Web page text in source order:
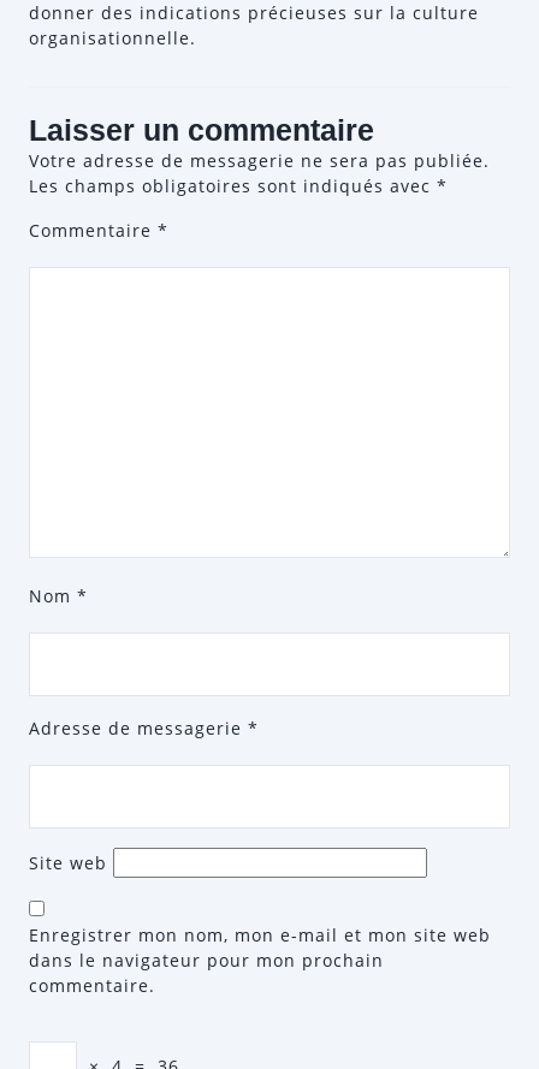
donner des indications précieuses sur la culture
organisationnelle.
Laisser un commentaire
Votre adresse de messagerie ne sera pas publiée.
Les champs obligatoires sont indiqués avec *
Commentaire *
Nom *
Adresse de messagerie *
Site web
Enregistrer mon nom, mon e-mail et mon site web
dans le navigateur pour mon prochain
commentaire.